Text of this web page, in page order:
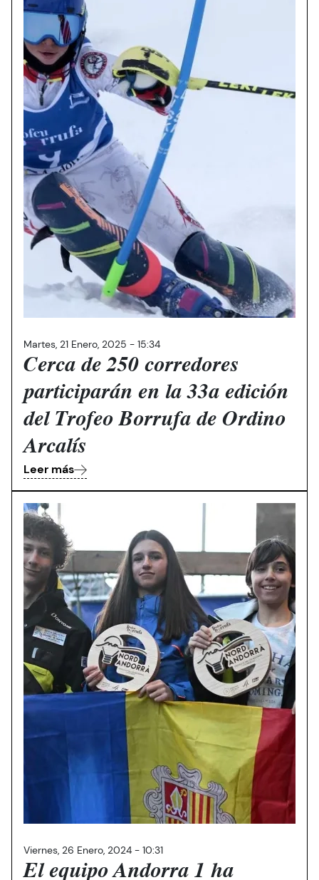
Martes, 21 Enero, 2025 - 15:34
Cerca de 250 corredores
participarán en la 33a edición
del Trofeo Borrufa de Ordino
Arcalís
Leer más
Viernes, 26 Enero, 2024 - 10:31
El equipo Andorra 1 ha